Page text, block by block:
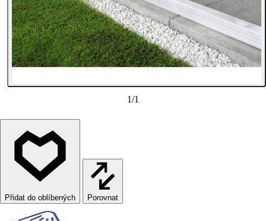
1/1
Porovnat